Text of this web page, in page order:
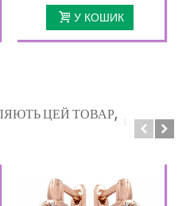
У КОШИК
ЦЕЙ ТОВАР,